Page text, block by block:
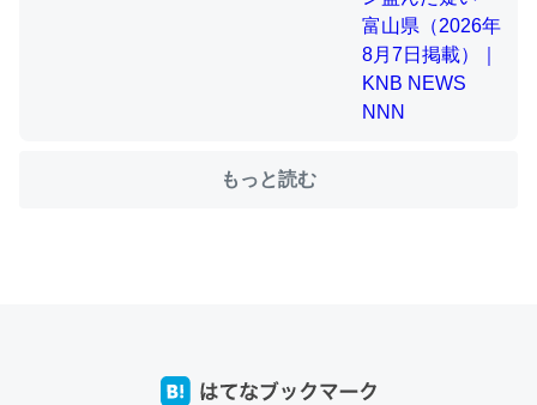
─ニュース :: 【研究発表】昆虫学の大問題＝「昆虫はなぜ海にいな
もっと読む